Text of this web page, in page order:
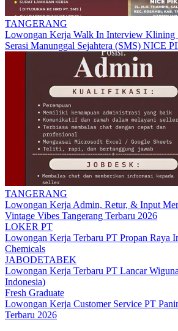
TANGERANG
Lowongan Kerja Walk In Interview Klining
Serasi Manunggal Sejahtera (SMS) NICE
TANGERANG
Lowongan Kerja Admin, Retur, & Input
Vintage Vibes Tangerang Terbaru 2026
LOKER PT
Lowongan Kerja Terbaru PT Propan Raya
Chemicals
JABODETABEK
Lowongan Kerja Terbaru PT Lancar
Indonesia)
Fresh Graduate
Lowongan Kerja Customer Service PT
Terbaru 2026